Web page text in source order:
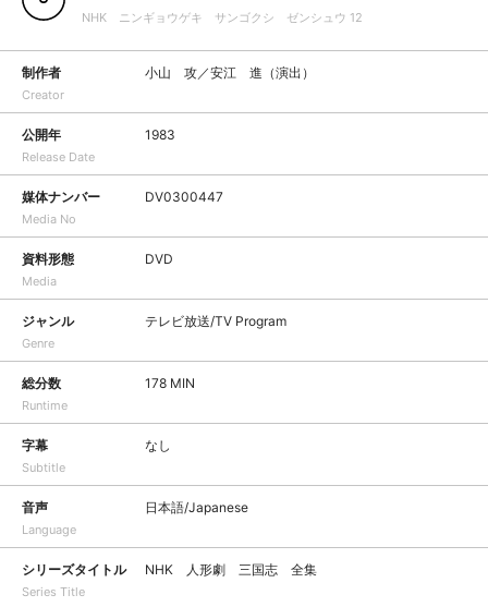
NHK ニンギョウゲキ サンゴクシ ゼンシュウ 12
制作者
Creator
小山 攻／安江 進（演出）
公開年
Release Date
1983
媒体ナンバー
Media No
DV0300447
資料形態
Media
DVD
ジャンル
Genre
テレビ放送/TV Program
総分数
Runtime
178 MIN
字幕
Subtitle
なし
音声
Language
日本語/Japanese
シリーズタイトル
Series Title
NHK 人形劇 三国志 全集